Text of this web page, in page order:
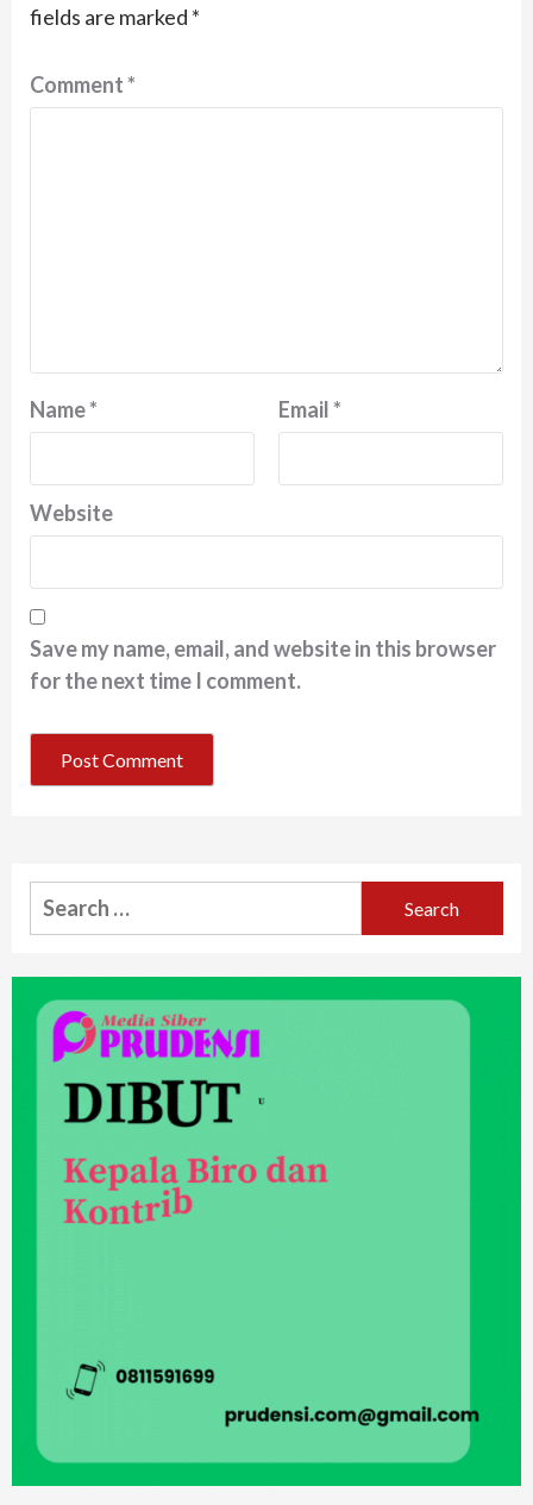
fields are marked *
Comment*
Name* Email*
Website
Save my name, email, and website in this browser
for the next time I comment.